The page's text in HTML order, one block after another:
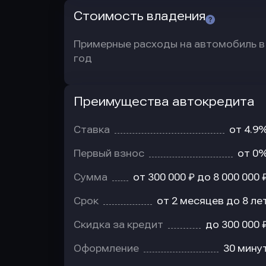
Стоимость владения
Примерные расходы на автомобиль в
год
Преимущества автокредита
Ставка от
Первый взнос от
Сумма от 300 000 ₽ до 8 000 000
Срок от 2 месяцев до 8
Скидка за кредит до 300 000
Оформление 30